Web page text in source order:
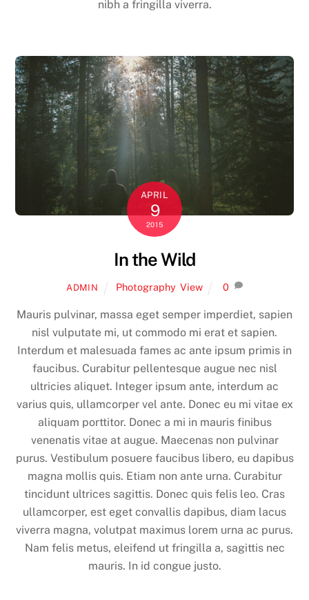
nibh a fringilla viverra.
APRIL
9
2015
In the Wild
ADMIN Photography, View 0
Mauris pulvinar, massa eget semper imperdiet, sapien
nisl vulputate mi, ut commodo mi erat et sapien.
Interdum et malesuada fames ac ante ipsum primis in
faucibus. Curabitur pellentesque augue nec nisl
ultricies aliquet. Integer ipsum ante, interdum ac
varius quis, ullamcorper vel ante. Donec eu mi vitae ex
aliquam porttitor. Donec a mi in mauris finibus
venenatis vitae at augue. Maecenas non pulvinar
purus. Vestibulum posuere faucibus libero, eu dapibus
magna mollis quis. Etiam non ante urna. Curabitur
tincidunt ultrices sagittis. Donec quis felis leo. Cras
ullamcorper, est eget convallis dapibus, diam lacus
viverra magna, volutpat maximus lorem urna ac purus.
Nam felis metus, eleifend ut fringilla a, sagittis nec
mauris. In id congue justo.